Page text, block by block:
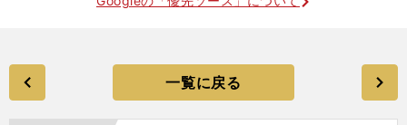
一覧に戻る